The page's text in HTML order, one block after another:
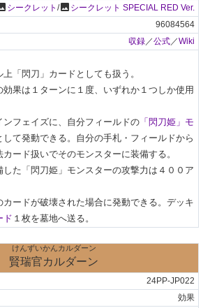
シークレット /photo シークレット SPECIAL RED Ver.
96084564
収録 ／公式 ／Wiki
「閃刀」カードとしても扱う。
果は１ターンに１度、いずれか１つしか使用
フェイズに、自分フィールドの 「閃刀姫」モ
して発動できる。自分の手札・フィールドから
ード扱いでそのモンスターに装備する。
た「閃刀姫」モンスターの攻撃力は４００ア
ードが破壊された場合に発動できる。デッキ
ド １枚を墓地へ送る。
けんずいかんカルダーン
賢瑞官カルダーン
24PP-JP022
効果